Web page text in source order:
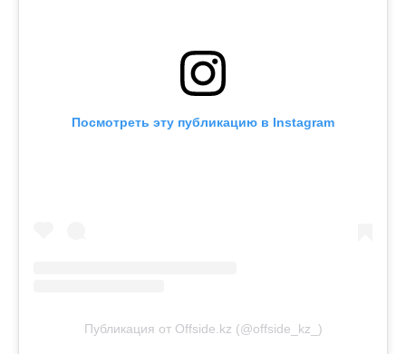
Посмотреть эту публикацию в Instagram
Публикация от Offside.kz (@offside_kz_)